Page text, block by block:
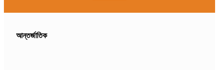
আন্তর্জাতিক